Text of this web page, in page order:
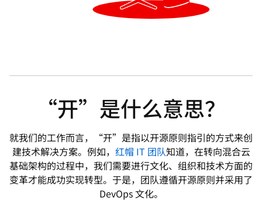
“开”是什么意思？
就我们的工作而言，“开”是指以开源原则指引的方式来创
建技术解决方案。例如， 红帽 IT 团队知道，在转向混合云
基础架构的过程中，我们需要进行文化、组织和技术方面的
变革才能成功实现转型。于是，团队遵循开源原则并采用了
DevOps 文化。